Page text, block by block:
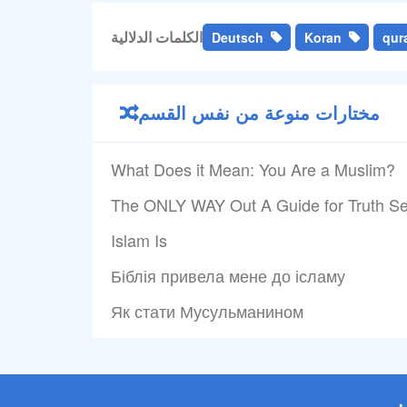
الكلمات الدلالية Deutsch Koran
مختارات منوعة من نفس القسم
What Does it Mean: You Are a Muslim?
The ONLY WAY Out A Guide for Truth
Islam Is
Біблія привела мене до ісламу
Як стати Мусульманином